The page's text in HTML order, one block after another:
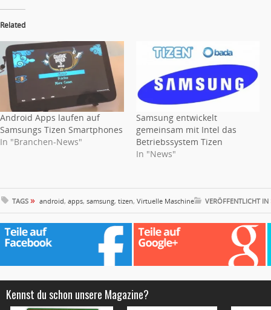
Related
Android Apps laufen auf
Samsungs Tizen Smartphones
In "Branchen-News"
Samsung entwickelt
gemeinsam mit Intel das
Betriebssystem Tizen
In "News"
TAGS » android, apps, samsung, tizen, Virtuelle Maschine VERÖFFENTLICHT IN
Kennst du schon unsere Magazine?